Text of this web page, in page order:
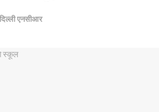
दिल्ली एनसीआर